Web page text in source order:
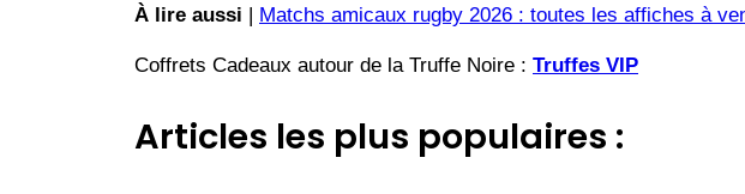
À lire aussi | Matchs amicaux rugby 2026 : toutes les affiches à
Coffrets Cadeaux autour de la Truffe Noire : Truffes VIP
Articles les plus populaires :